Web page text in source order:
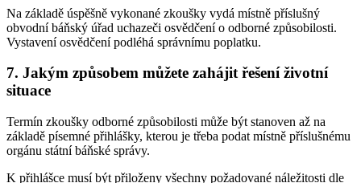
Na základě úspěšně vykonané zkoušky vydá místně příslušný
obvodní báňský úřad uchazeči osvědčení o odborné způsobilosti.
Vystavení osvědčení podléhá správnímu poplatku.
7. Jakým způsobem můžete zahájit řešení životní
situace
Termín zkoušky odborné způsobilosti může být stanoven až na
základě písemné přihlášky, kterou je třeba podat místně příslušnému
orgánu státní báňské správy.
K přihlášce musí být přiloženy všechny požadované náležitosti dle